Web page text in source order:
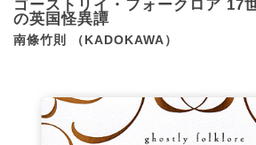
ゴーストリイ・フォークロア 17
の英国怪異譚
南條竹則 （KADOKAWA）